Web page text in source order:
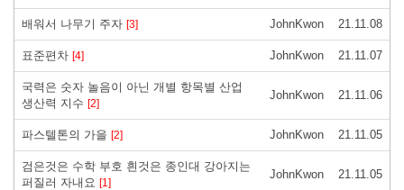
배워서 나무기 주자 [3] JohnKwon 21.11.08
표준편차 [4] JohnKwon 21.11.07
국력은 숫자 놀음이 아닌 개별 항목별 산업
생산력 지수 [2]
JohnKwon 21.11.06
파스텔톤의 가을 [2] JohnKwon 21.11.05
검은것은 수학 부호 흰것은 종인대 강아지는
퍼질러 자내요 [1]
JohnKwon 21.11.05